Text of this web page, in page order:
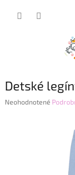
Detské
Priemerné
Neohodnotené